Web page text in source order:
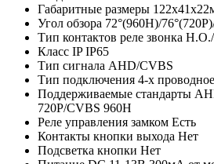
Габаритные размеры
Угол обзора 72°(960H)/
Тип контактов реле звонка
Класс IP IP65
Тип сигнала AHD/CVBS
Тип подключения 4-х проводное
Поддерживаемые стандарты
720P/CVBS 960H
Реле управления замком Есть
Контакты кнопки выхода Нет
Подсветка кнопки Нет